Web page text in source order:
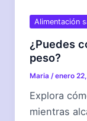
Alimentación
¿Puedes
peso?
Maria /enero
Explora
mientras